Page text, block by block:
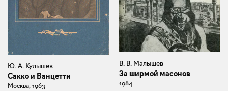
Ю. А. Кулышев
Сакко и Ванцетти
Москва, 1963
В. В. Малышев
За ширмой масонов
1984